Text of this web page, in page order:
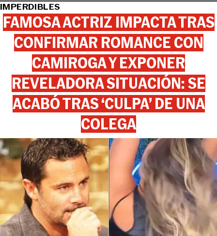
IMPERDIBLES
FAMOSA ACTRIZ IMPACTA TRAS
CONFIRMAR ROMANCE CON
CAMIROGA Y EXPONER
REVELADORA SITUACIÓN: SE
ACABÓ TRAS ‘CULPA’ DE UNA
COLEGA